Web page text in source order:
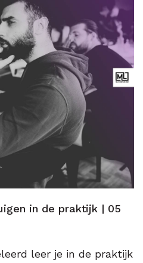
in de praktijk | 05
leer je in de praktijk